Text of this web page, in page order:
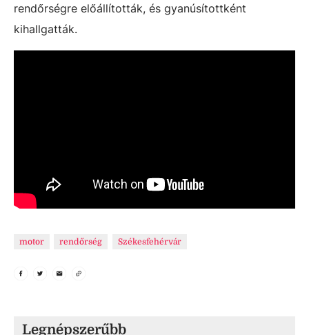
rendőrségre előállították, és gyanúsítottként
kihallgatták.
motor rendőrség Székesfehérvár
Legnépszerűbb